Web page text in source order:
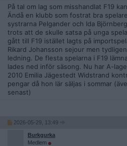
På tal om lag som misshandlat F19
Ändå en klubb som fostrat bra
systrarna Pelgander och Ida
trots att de skulle satsa på unga
gått till F19 istället lagts på
Rikard Johansson sejour men
ledning. De flesta spelarna i F19
lades ned inför säsong. Nu har A-
2010 Emilia Jägestedt Widstrand
pengar då hon lär säljas i sommar
senast)
2026-05-29, 13:49
Burkgurka
Medlem